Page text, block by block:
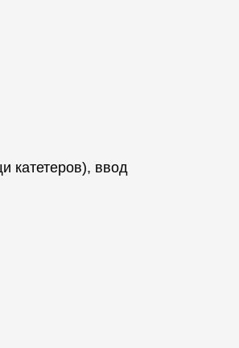
катетеров), ввод